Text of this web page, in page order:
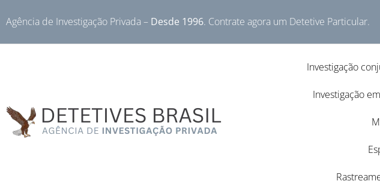
Agência de Investigação Privada – Desde 1996. Contrate agora um Detetive Particular.
Investigação
Investigação